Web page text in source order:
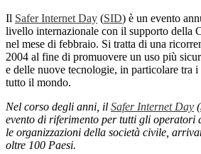
Il Safer Internet Day (SID) è un evento
livello internazionale con il supporto della
nel mese di febbraio. Si tratta di una
2004 al fine di promuovere un uso più
e delle nuove tecnologie, in particolare tra
tutto il mondo.
Nel corso degli anni, il Safer Internet Day (
evento di riferimento per tutti gli operatori
le organizzazioni della società civile,
oltre 100 Paesi.